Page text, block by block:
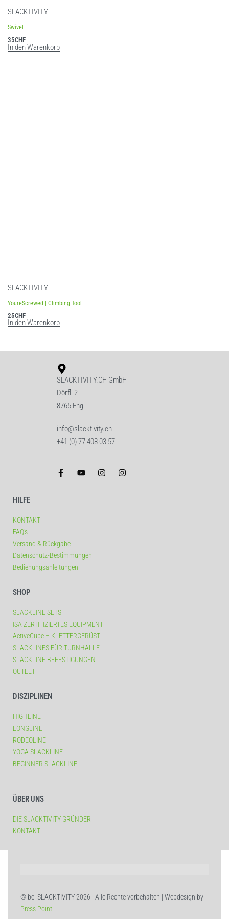
SLACKTIVITY
Swivel
35CHF
In den Warenkorb
SLACKTIVITY
YoureScrewed | Climbing Tool
25CHF
In den Warenkorb
SLACKTIVITY.CH GmbH
Dörfli 2
8765 Engi
info@slacktivity.ch
+41 (0) 77 408 03 57
HILFE
KONTAKT
FAQ’s
Versand & Rückgabe
Datenschutz-Bestimmungen
Bedienungsanleitungen
SHOP
SLACKLINE SETS
ISA ZERTIFIZIERTES EQUIPMENT
ActiveCube – KLETTERGERÜST
SLACKLINES FÜR TURNHALLE
SLACKLINE BEFESTIGUNGEN
OUTLET
DISZIPLINEN
HIGHLINE
LONGLINE
RODEOLINE
YOGA SLACKLINE
BEGINNER SLACKLINE
ÜBER UNS
DIE SLACKTIVITY GRÜNDER
KONTAKT
© bei SLACKTIVITY 2026 | Alle Rechte vorbehalten | Webdesign by
Press Point